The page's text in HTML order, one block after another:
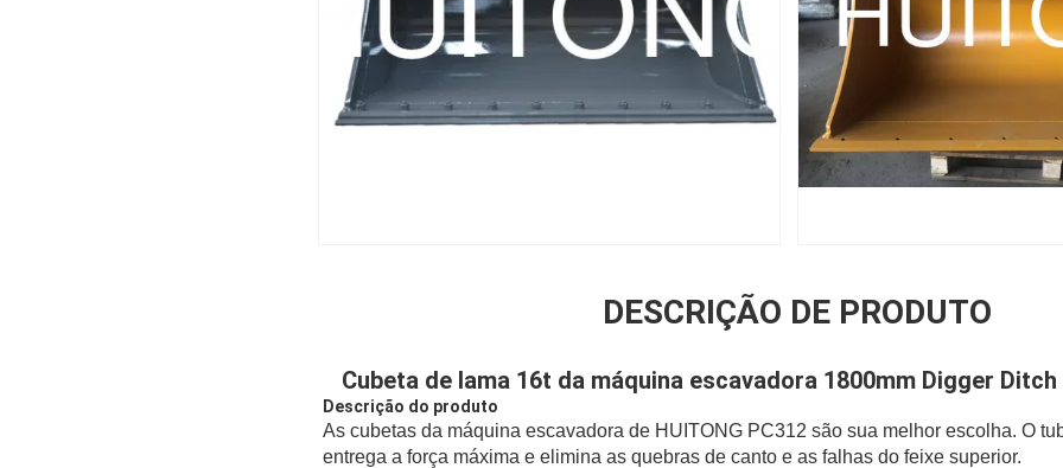
DESCRIÇÃO DE PRODUTO
Cubeta de lama 16t da máquina escavadora 1800mm Digger
Descrição do produto
As cubetas da máquina escavadora de HUITONG PC312 são sua melhor escolha. O
entrega a força máxima e elimina as quebras de canto e as falhas do feixe superior.